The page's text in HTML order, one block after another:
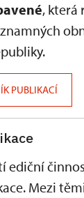
, která
PUBLIKACÍ
ediční
Mezi